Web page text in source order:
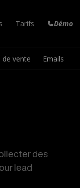
Email Marketing
Collaborez à plusieurs
Peach
Tarifs Démo
de vente Emails
des
lead